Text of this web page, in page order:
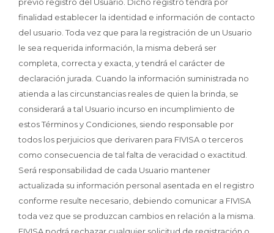
finalidad establecer la identidad e información de contacto
del usuario. Toda vez que para la registración de un Usuario
le sea requerida información, la misma deberá ser
completa, correcta y exacta, y tendrá el carácter de
declaración jurada. Cuando la información suministrada no
atienda a las circunstancias reales de quien la brinda, se
considerará a tal Usuario incurso en incumplimiento de
estos Términos y Condiciones, siendo responsable por
todos los perjuicios que derivaren para FIVISA o terceros
como consecuencia de tal falta de veracidad o exactitud.
Será responsabilidad de cada Usuario mantener
actualizada su información personal asentada en el registro
conforme resulte necesario, debiendo comunicar a FIVISA
toda vez que se produzcan cambios en relación a la misma.